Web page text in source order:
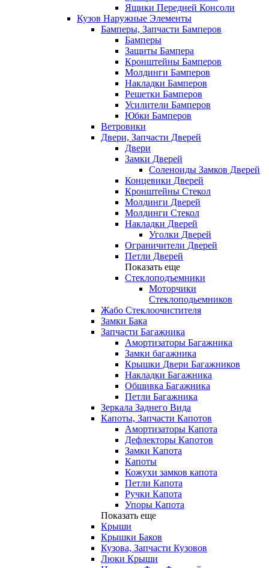
Ящики Передней Консоли
Кузов Наружные Элементы
Бамперы, Запчасти Бамперов
Бамперы
Защиты Бампера
Кронштейны Бамперов
Молдинги Бамперов
Накладки Бамперов
Решетки Бамперов
Усилители Бамперов
Юбки Бамперов
Ветровики
Двери, Запчасти Дверей
Двери
Замки Дверей
Соленоиды Замков Дверей
Концевики Дверей
Кронштейны Стекол
Молдинги Дверей
Молдинги Стекол
Накладки Дверей
Уголки Дверей
Ограничители Дверей
Петли Дверей
Показать еще
Стеклоподъемники
Моторчики
Стеклоподьемников
Жабо Стеклоочистителя
Замки Бака
Запчасти Багажника
Амортизаторы Багажника
Замки багажника
Крышки Двери Багажников
Накладки Багажника
Обшивка Багажника
Петли Багажника
Зеркала Заднего Вида
Капоты, Запчасти Капотов
Амортизаторы Капота
Дефлекторы Капотов
Замки Капота
Капоты
Кожухи замков капота
Петли Капота
Ручки Капота
Упоры Капота
Показать еще
Крыши
Крышки Баков
Кузова, Запчасти Кузовов
Люки Крыши